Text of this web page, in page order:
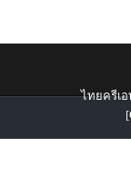
ไทยครีเอ
[